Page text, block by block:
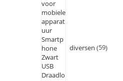
diversen 59